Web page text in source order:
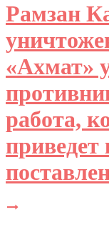
Рамзан
«Ахмат»
работа,